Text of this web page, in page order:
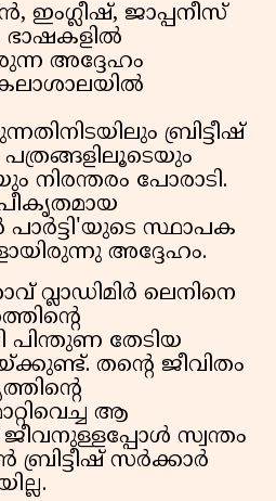
ഇംഗ്ലീഷ്, ജാപ്പനീസ്
ഭാഷകളിൽ
അദ്ദേഹം
ബ്രിട്ടീഷ്
നിരന്തരം പോരാടി.
പാർട്ടി'യുടെ സ്ഥാപക
അദ്ദേഹം.
വ്ലാഡിമിർ ലെനിനെ
പിന്തുണ തേടിയ
തന്റെ ജീവിതം
ആ
ജീവനുള്ളപ്പോൾ സ്വന്തം
ബ്രിട്ടീഷ് സർക്കാർ